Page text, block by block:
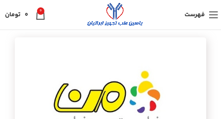
فهرست 0
0 تومان